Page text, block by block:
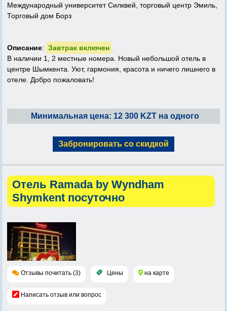
Международный университет Силквей, торговый центр Эмиль,
Торговый дом Борз
Описание: Завтрак включен
В наличии 1, 2 местные номера. Новый небольшой отель в
центре Шымкента. Уют, гармония, красота и ничего лишнего в
отеле. Добро пожаловать!
Минимальная цена: 12 300 KZT на одного
Забронировать со скидкой
Отель Ramada by Wyndham
Shymkent посуточно
Отзывы почитать (3) Цены на карте
Написать отзыв или вопрос